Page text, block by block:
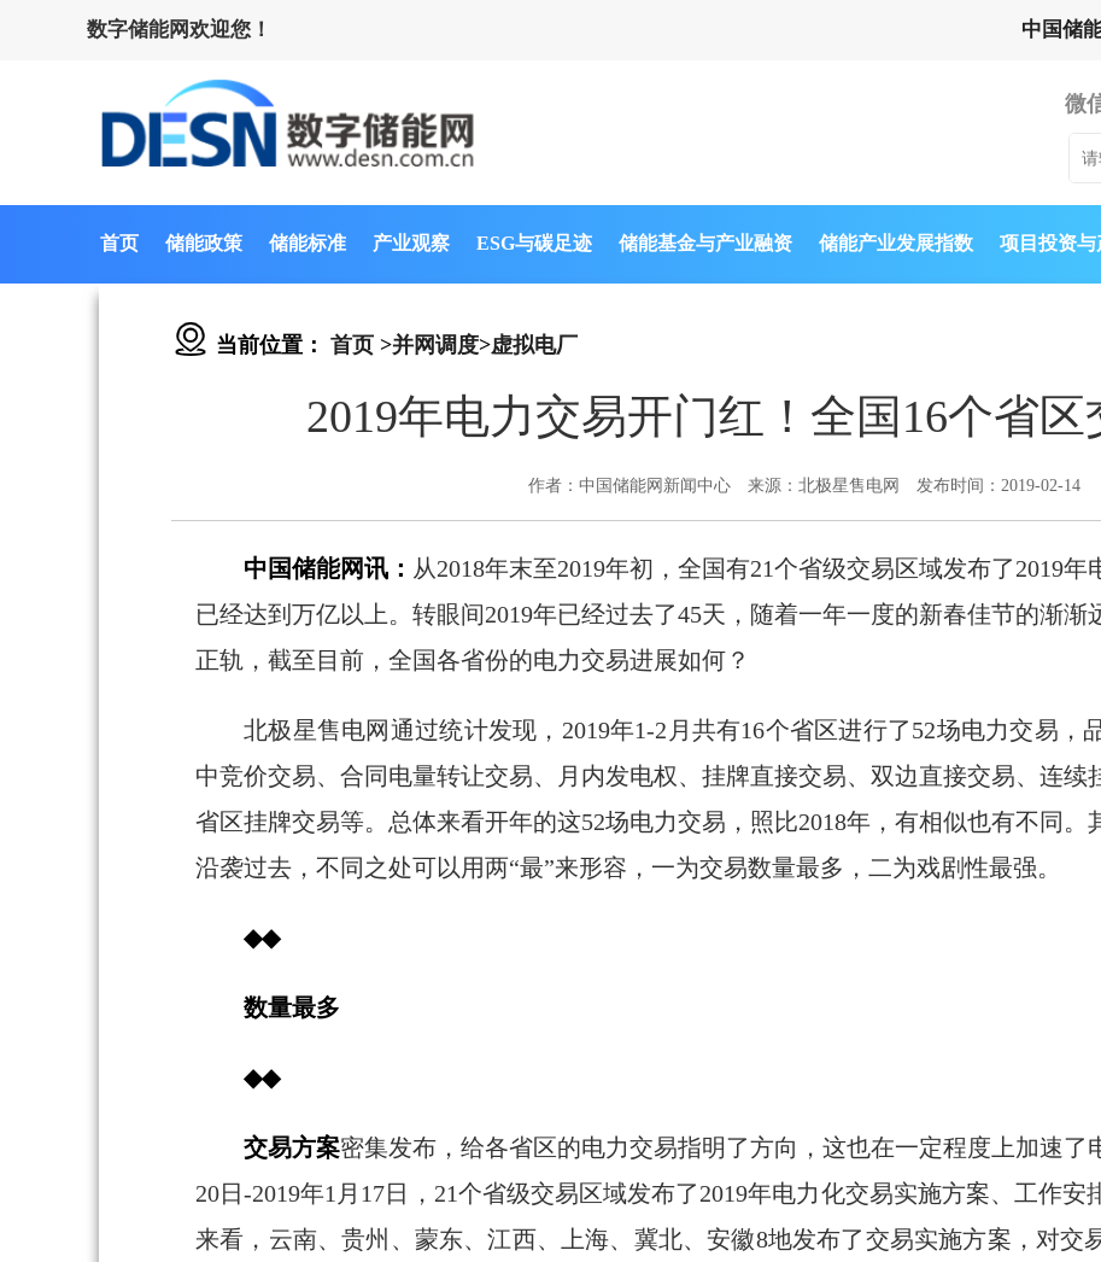
数字储能网欢迎您！ 中国储
微
首页 储能政策 储能标准 产业观察 ESG与碳足迹 储能基金与产业融资 储能产业发展指数 项目投资与
当前位置： 首页 >并网调度>虚拟电厂
2019年电力交易开门红！全国16个省
作者：中国储能网新闻中心 来源：北极星售电网 发布时间：2019-02-14
中国储能网讯： 从2018年末至2019年初，全国有21个省级交易区域发布了2019
已经达到万亿以上。转眼间2019年已经过去了45天，随着一年一度的新春佳节的渐
正轨，截至目前，全国各省份的电力交易进展如何？
北极星售电网通过统计发现，2019年1-2月共有16个省区进行了52场电力交易，
中竞价交易、合同电量转让交易、月内发电权、挂牌直接交易、双边直接交易、连续
省区挂牌交易等。总体来看开年的这52场电力交易，照比2018年，有相似也有不同
沿袭过去，不同之处可以用两“最”来形容，一为交易数量最多，二为戏剧性最强。
◆◆
数量最多
◆◆
交易方案密集发布，给各省区的电力交易指明了方向，这也在一定程度上加速了
20日-2019年1月17日，21个省级交易区域发布了2019年电力化交易实施方案、工作
来看，云南、贵州、蒙东、江西、上海、冀北、安徽8地发布了交易实施方案，对交